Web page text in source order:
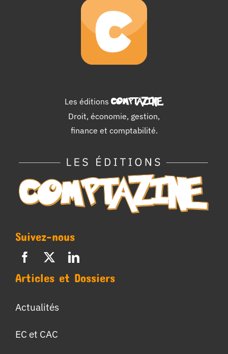
Les éditions COMPTAZINE.
Droit, économie, gestion,
finance et comptabilité.
Suivez-nous
Articles et Dossiers
Actualités
EC et CAC